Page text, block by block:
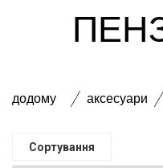
додому аксесуари
Сортування